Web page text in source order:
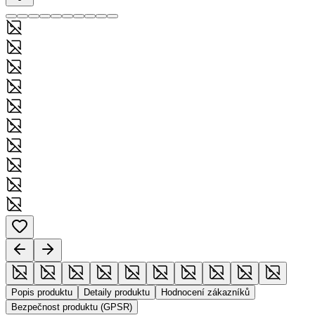
Popis produktu Detaily produktu
Hodnocení zákazníků
Bezpečnost produktu (GPSR)